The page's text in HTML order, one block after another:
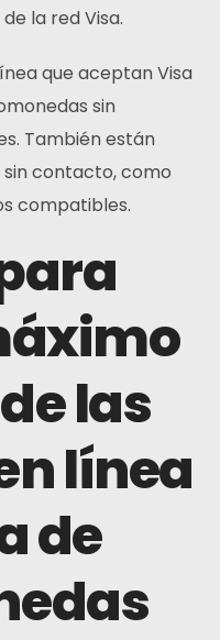
la red Visa.
que aceptan Visa
sin
También están
contacto, como
compatibles.
las
línea
de